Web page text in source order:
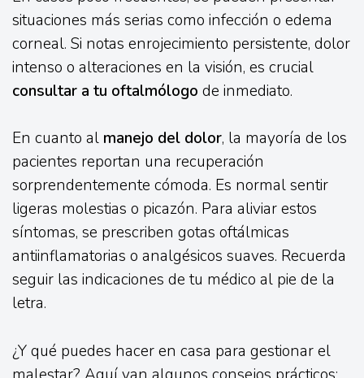
situaciones más serias como infección o edema
corneal. Si notas enrojecimiento persistente, dolor
intenso o alteraciones en la visión, es crucial
consultar a tu oftalmólogo de inmediato.
En cuanto al manejo del dolor, la mayoría de los
pacientes reportan una recuperación
sorprendentemente cómoda. Es normal sentir
ligeras molestias o picazón. Para aliviar estos
síntomas, se prescriben gotas oftálmicas
antiinflamatorias o analgésicos suaves. Recuerda
seguir las indicaciones de tu médico al pie de la
letra.
¿Y qué puedes hacer en casa para gestionar el